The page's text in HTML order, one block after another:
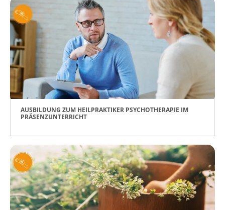
AUSBILDUNG ZUM HEILPRAKTIKER PSYCHOTHERAPIE IM
PRÄSENZUNTERRICHT